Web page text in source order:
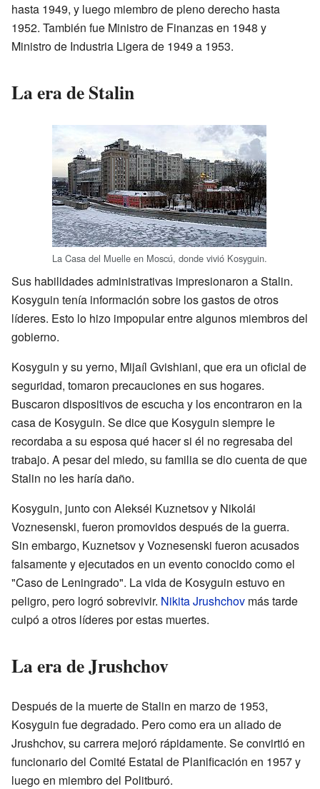
hasta 1949, y luego miembro de pleno derecho hasta
1952. También fue Ministro de Finanzas en 1948 y
Ministro de Industria Ligera de 1949 a 1953.
La era de Stalin
La Casa del Muelle en Moscú, donde vivió Kosyguin.
Sus habilidades administrativas impresionaron a Stalin.
Kosyguin tenía información sobre los gastos de otros
líderes. Esto lo hizo impopular entre algunos miembros del
gobierno.
Kosyguin y su yerno, Mijaíl Gvishiani, que era un oficial de
seguridad, tomaron precauciones en sus hogares.
Buscaron dispositivos de escucha y los encontraron en la
casa de Kosyguin. Se dice que Kosyguin siempre le
recordaba a su esposa qué hacer si él no regresaba del
trabajo. A pesar del miedo, su familia se dio cuenta de que
Stalin no les haría daño.
Kosyguin, junto con Alekséi Kuznetsov y Nikolái
Voznesenski, fueron promovidos después de la guerra.
Sin embargo, Kuznetsov y Voznesenski fueron acusados
falsamente y ejecutados en un evento conocido como el
"Caso de Leningrado". La vida de Kosyguin estuvo en
peligro, pero logró sobrevivir. Nikita Jrushchov más tarde
culpó a otros líderes por estas muertes.
La era de Jrushchov
Después de la muerte de Stalin en marzo de 1953,
Kosyguin fue degradado. Pero como era un aliado de
Jrushchov, su carrera mejoró rápidamente. Se convirtió en
funcionario del Comité Estatal de Planificación en 1957 y
luego en miembro del Politburó.